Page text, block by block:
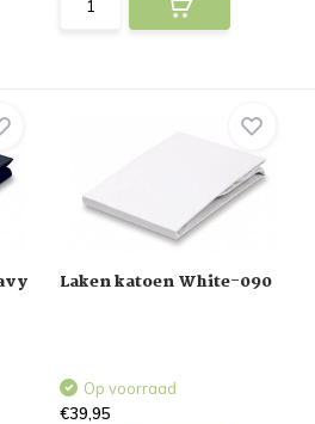
Laken katoen White-090
Op voorraad
€39,95